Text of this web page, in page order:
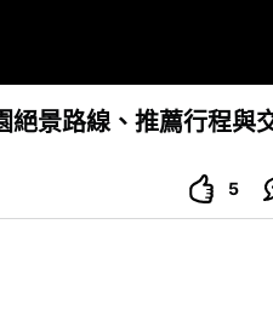
景路線、推薦行程與
5